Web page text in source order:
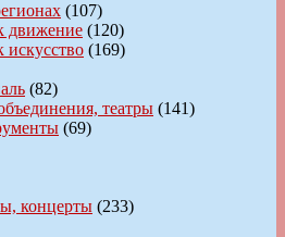
(107)
движение (120)
искусство (169)
(82)
театры (141)
(69)
концерты (233)